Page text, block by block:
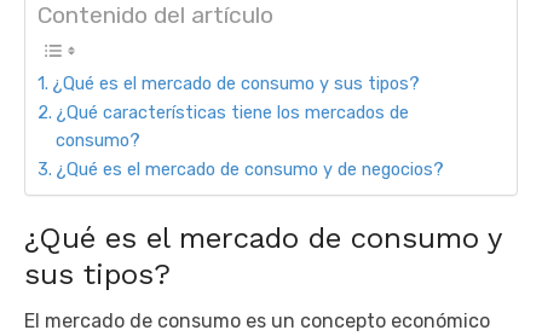
Contenido del artículo
¿Qué es el mercado de consumo y sus tipos?
¿Qué características tiene los mercados de
consumo?
¿Qué es el mercado de consumo y de negocios?
¿Qué es el mercado de consumo y
sus tipos?
El mercado de consumo es un concepto económico